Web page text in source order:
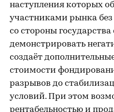
наступления которых
участниками рынка
со стороны
демонстрировать
создаёт
стоимости
разрывов до
условий. При этом
рентабельностью и